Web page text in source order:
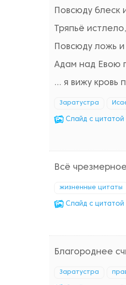
Повсюду блеск
Тряпьё
Повсюду ложь и
Адам над Евою
... я вижу кровь
Заратустра
Cлайд с цитатой
Всё
жизненные цитаты
Cлайд с цитатой
Благороднее
Заратустра